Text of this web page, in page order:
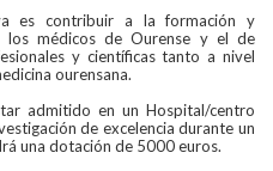
es contribuir a la formación y
los médicos de Ourense y el de
y científicas tanto a nivel
ourensana.
admitido en un Hospital/centro
de excelencia durante un
una dotación de 5000 euros.